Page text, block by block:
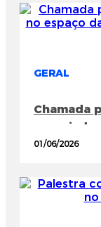
GERAL
Chamada
Feira do
01/06/2026